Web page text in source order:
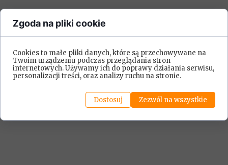
Zgoda na pliki cookie
Cookies to małe pliki danych, które są przechowywane na
Twoim urządzeniu podczas przeglądania stron
internetowych. Używamy ich do poprawy działania serwisu,
personalizacji treści, oraz analizy ruchu na stronie.
Dostosuj Zezwól na wszystkie